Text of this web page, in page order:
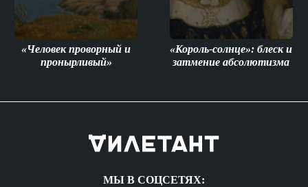
«Человек проворный и
пронырливый»
«Король-солнце»: блеск и
затмение абсолютизма
МЫ В СОЦСЕТЯХ: